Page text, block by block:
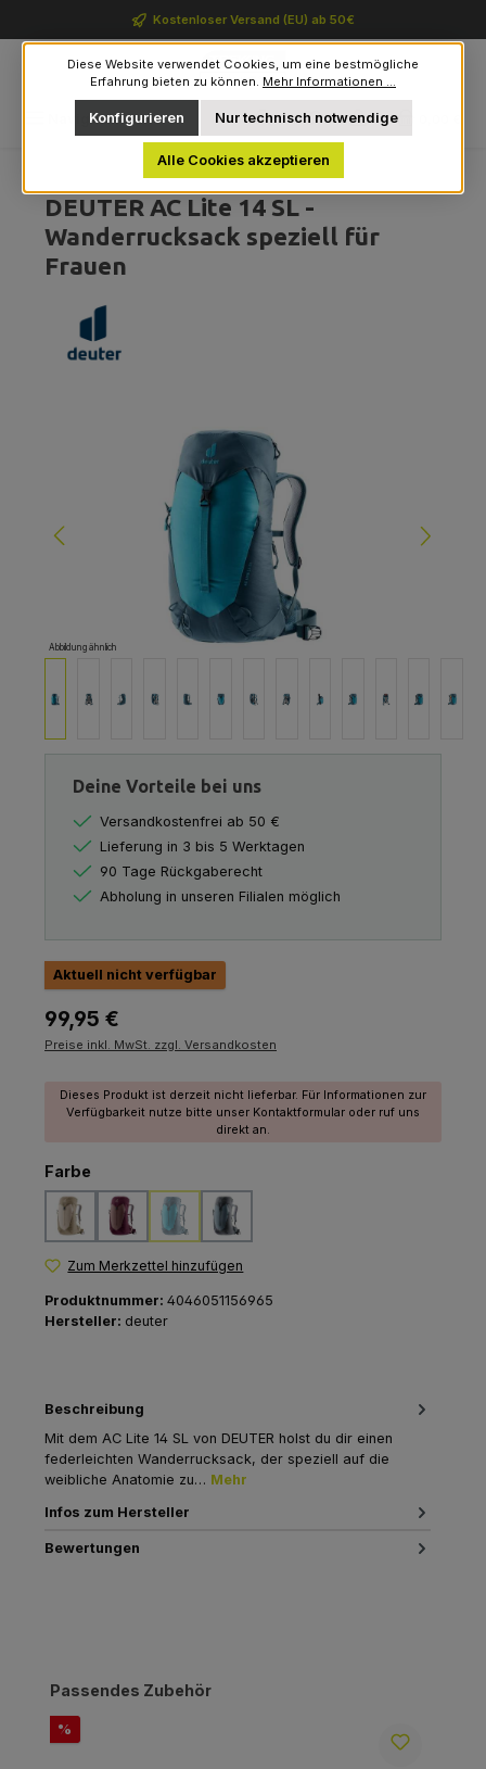
Zum Hauptinhalt springenKostenloser Versand (EU) ab 50€
Navigation Du hast 0 Produkte auf
DEUTER AC Lite 14 SL -
Wanderrucksack speziell für
Frauen
Abbildung ähnlich
Deine Vorteile bei uns
Versandkostenfrei ab 50 €
Lieferung in 3 bis 5 Werktagen
90 Tage Rückgaberecht
Abholung in unseren Filialen möglich
Aktuell nicht verfügbar
Regulärer Preis:
99,95 €
Preise inkl. MwSt. zzgl. Versandkosten
Dieses Produkt ist derzeit nicht lieferbar. Für Informationen zur
Verfügbarkeit nutze bitte unser Kontaktformular oder ruf uns
direkt an.
Farbe
alu-greystoneashrose-cassislagoon-atlantic
(Diese Option ist zurzeit nicht verfügbar.)
shale-graphite
Zum Merkzettel hinzufügen
Produktnummer: 4046051156965
Hersteller: deuter
Beschreibung
Mit dem AC Lite 14 SL von DEUTER holst du dir einen
federleichten Wanderrucksack, der speziell auf die
weibliche Anatomie zu… Mehr
Infos zum Hersteller
Bewertungen
Produktgalerie überspringen
Passendes Zubehör
Rabatt
%
Diese Website verwendet Cookies, um eine bestmögliche
Erfahrung bieten zu können. Mehr Informationen ...
Nur technisch notwendige
Konfigurieren
Alle Cookies akzeptieren